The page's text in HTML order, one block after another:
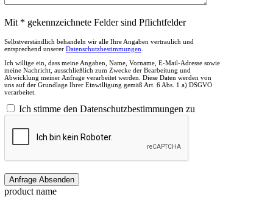
Mit * gekennzeichnete Felder sind Pflichtfelder
Selbstverständlich behandeln wir alle Ihre Angaben vertraulich und
entsprechend unserer Datenschutzbestimmungen
Ich willige ein, dass meine Angaben, Name, Vorname, E-Mail-Adresse sowie
meine Nachricht, ausschließlich zum Zwecke der Bearbeitung und
Abwicklung meiner Anfrage verarbeitet werden. Diese Daten werden von
uns auf der Grundlage Ihrer Einwilligung gemäß Art. 6 Abs. 1 a) DSGVO
verarbeitet.
Ich stimme den Datenschutzbestimmungen zu
product name